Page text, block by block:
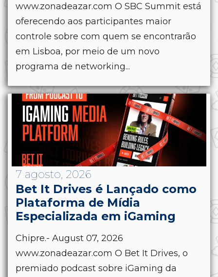
www.zonadeazar.com O SBC Summit está
oferecendo aos participantes maior
controle sobre com quem se encontrarão
em Lisboa, por meio de um novo
programa de networking...
7 agosto, 2026
Bet It Drives é Lançado como
Plataforma de Mídia
Especializada em iGaming
Chipre.- August 07, 2026
www.zonadeazar.com O Bet It Drives, o
premiado podcast sobre iGaming da